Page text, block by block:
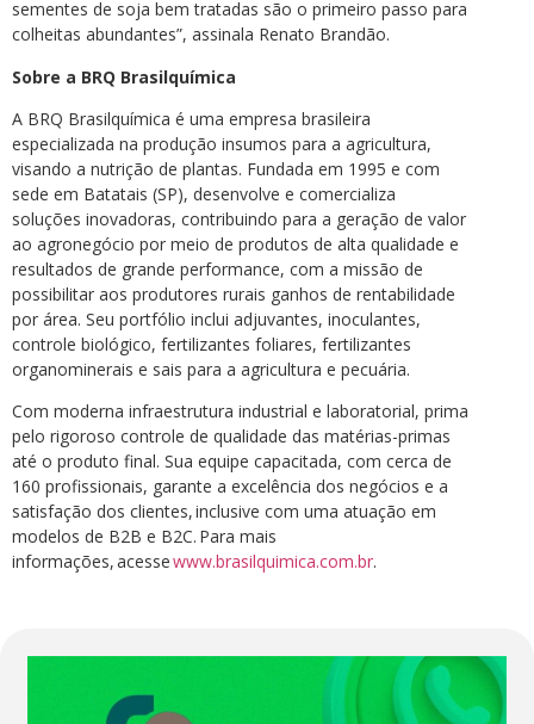
sementes de soja bem tratadas são o primeiro passo para
colheitas abundantes”, assinala Renato Brandão.
Sobre a BRQ Brasilquímica
A BRQ Brasilquímica é uma empresa brasileira
especializada na produção insumos para a agricultura,
visando a nutrição de plantas. Fundada em 1995 e com
sede em Batatais (SP), desenvolve e comercializa
soluções inovadoras, contribuindo para a geração de valor
ao agronegócio por meio de produtos de alta qualidade e
resultados de grande performance, com a missão de
possibilitar aos produtores rurais ganhos de rentabilidade
por área. Seu portfólio inclui adjuvantes, inoculantes,
controle biológico, fertilizantes foliares, fertilizantes
organominerais e sais para a agricultura e pecuária.
Com moderna infraestrutura industrial e laboratorial, prima
pelo rigoroso controle de qualidade das matérias-primas
até o produto final. Sua equipe capacitada, com cerca de
160 profissionais, garante a excelência dos negócios e a
satisfação dos clientes, inclusive com uma atuação em
modelos de B2B e B2C. Para mais
informações, acessewww.brasilquimica.com.br.